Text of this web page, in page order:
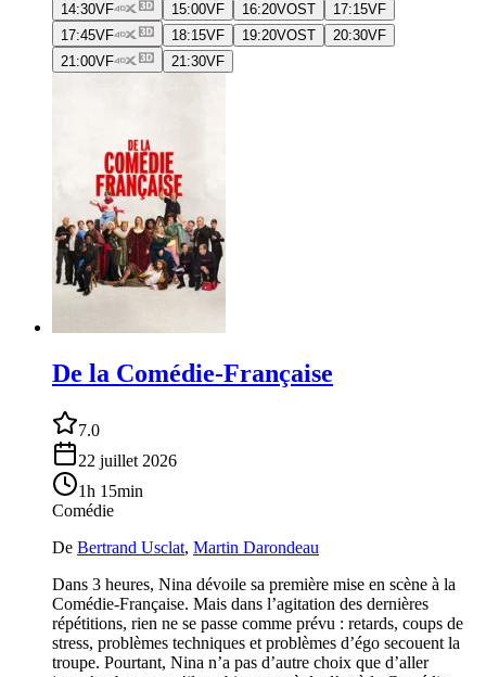
14:30VF 15:00VF 16:20VOST 17:15VF
17:45VF 18:15VF 19:20VOST 20:30VF
21:00VF 21:30VF
De la Comédie-Française
7.0
22 juillet 2026
1h 15min
Comédie
De Bertrand Usclat, Martin Darondeau
Dans 3 heures, Nina dévoile sa première mise en scène à la
Comédie-Française. Mais dans l’agitation des dernières
répétitions, rien ne se passe comme prévu : retards, coups de
stress, problèmes techniques et problèmes d’égo secouent la
troupe. Pourtant, Nina n’a pas d’autre choix que d’aller